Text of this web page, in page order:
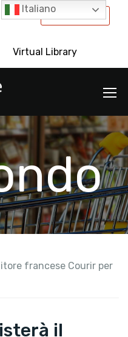
International
Virtual Library
francese Courir per
il
Italiano